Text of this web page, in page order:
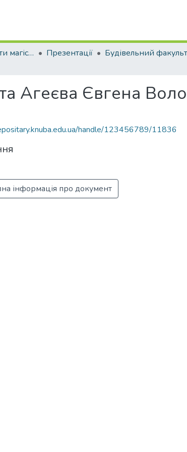
Атестаційні роботи магістрів Презентації Будівельний
Агеєва Євгена
handle/123456789/11836
інформація про документ